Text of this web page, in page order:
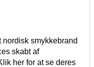
smykkebrand
skabt af
her for at se deres